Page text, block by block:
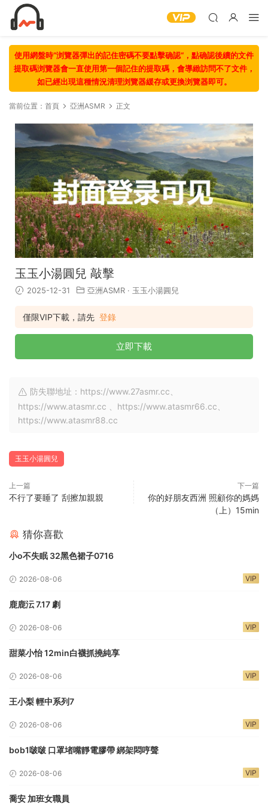
使用網盤時“浏覽器彈出的記住密碼不要點擊确認“，點确認後續的文件
提取碼浏覽器會一直使用第一個記住的提取碼，會導緻訪問不了文件，
如已經出現這種情況清理浏覽器緩存或更換浏覽器即可。
當前位置： 首頁 亞洲ASMR 正文
玉玉小湯圓兒 敲擊
2025-12-31 亞洲ASMR · 玉玉小湯圓兒
僅限VIP下載，請先 登錄
立即下載
防失聯地址：https://www.27asmr.cc、
https://www.atasmr.cc 、https://www.atasmr66.cc、
https://www.atasmr88.cc
玉玉小湯圓兒
上一篇
不行了要睡了 刮擦加親親
下一篇
你的好朋友西洲 照顧你的媽媽
（上）15min
猜你喜歡
小o不失眠 32黑色裙子0716
2026-08-06 VIP
鹿鹿沄 7.17 劇
2026-08-06 VIP
甜菜小怡 12min白襪抓撓純享
2026-08-06 VIP
王小梨 輕中系列7
2026-08-06 VIP
bob1啵啵 口罩堵嘴靜電膠帶 綁架悶哼聲
2026-08-06 VIP
喬安 加班女職員